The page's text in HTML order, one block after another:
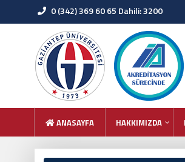
0 (342) 369 60 65 Dahili: 3200
ANASAYFA HAKKIMIZDA